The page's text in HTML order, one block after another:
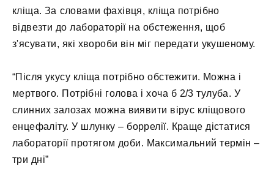
кліща. За словами фахівця, кліща потрібно
відвезти до лабораторії на обстеження, щоб
з'ясувати, які хвороби він міг передати укушеному.
“Після укусу кліща потрібно обстежити. Можна і
мертвого. Потрібні голова і хоча б 2/3 тулуба. У
слинних залозах можна виявити вірус кліщового
енцефаліту. У шлунку – боррелії. Краще дістатися
лабораторії протягом доби. Максимальний термін –
три дні”